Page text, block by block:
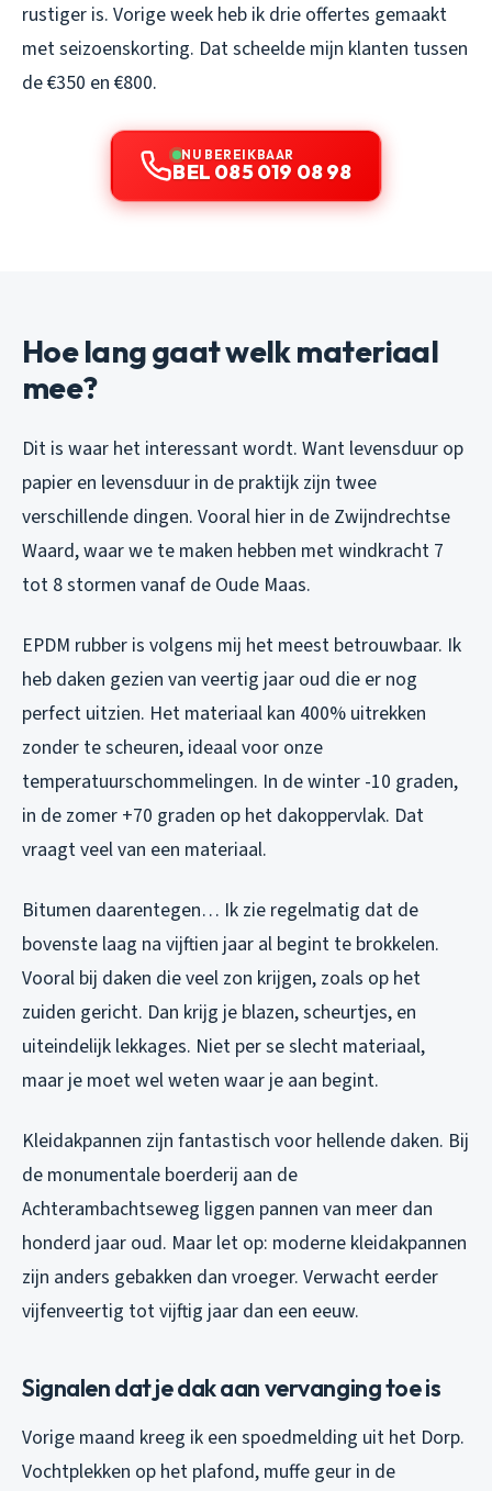
rustiger is. Vorige week heb ik drie offertes gemaakt
met seizoenskorting. Dat scheelde mijn klanten tussen
de €350 en €800.
NU BEREIKBAAR
BEL 085 019 08 98
Hoe lang gaat welk materiaal
mee?
Dit is waar het interessant wordt. Want levensduur op
papier en levensduur in de praktijk zijn twee
verschillende dingen. Vooral hier in de Zwijndrechtse
Waard, waar we te maken hebben met windkracht 7
tot 8 stormen vanaf de Oude Maas.
EPDM rubber is volgens mij het meest betrouwbaar. Ik
heb daken gezien van veertig jaar oud die er nog
perfect uitzien. Het materiaal kan 400% uitrekken
zonder te scheuren, ideaal voor onze
temperatuurschommelingen. In de winter -10 graden,
in de zomer +70 graden op het dakoppervlak. Dat
vraagt veel van een materiaal.
Bitumen daarentegen… Ik zie regelmatig dat de
bovenste laag na vijftien jaar al begint te brokkelen.
Vooral bij daken die veel zon krijgen, zoals op het
zuiden gericht. Dan krijg je blazen, scheurtjes, en
uiteindelijk lekkages. Niet per se slecht materiaal,
maar je moet wel weten waar je aan begint.
Kleidakpannen zijn fantastisch voor hellende daken. Bij
de monumentale boerderij aan de
Achterambachtseweg liggen pannen van meer dan
honderd jaar oud. Maar let op: moderne kleidakpannen
zijn anders gebakken dan vroeger. Verwacht eerder
vijfenveertig tot vijftig jaar dan een eeuw.
Signalen dat je dak aan vervanging toe is
Vorige maand kreeg ik een spoedmelding uit het Dorp.
Vochtplekken op het plafond, muffe geur in de